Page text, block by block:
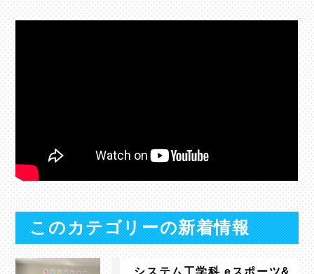
このカテゴリーの新着情報